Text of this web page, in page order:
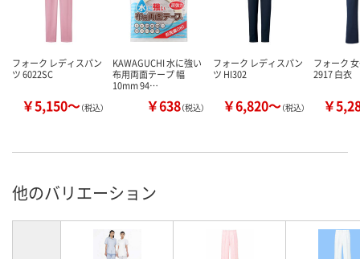
フォーク レディスパン
ツ 6022SC
￥5,150～（税込）
KAWAGUCHI 水に強い
布用両面テープ 幅
10mm 94…
￥638（税込）
フォーク レディスパン
ツ HI302
￥6,820～（税込）
フォーク
2917 白衣
￥
他のバリエーション